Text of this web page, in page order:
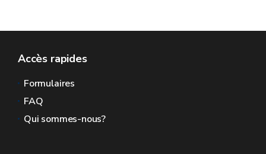
Accès rapides
Formulaires
FAQ
Qui sommes-nous?